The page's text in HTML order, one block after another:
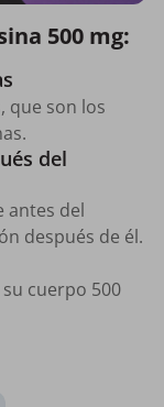
500 mg:
que son los
del
antes del
después de él.
cuerpo 500